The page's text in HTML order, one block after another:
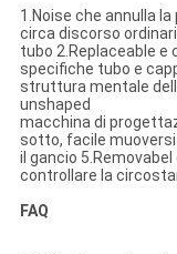
1.Noise che annulla
circa discorso
tubo 2.Replaceable
specifiche tubo e
struttura mentale
unshaped
macchina di
sotto, facile
il gancio
controllare la
FAQ